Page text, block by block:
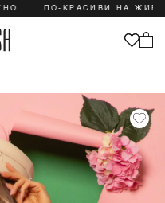
ПО-КРАСИВИ НА ЖИВО ...